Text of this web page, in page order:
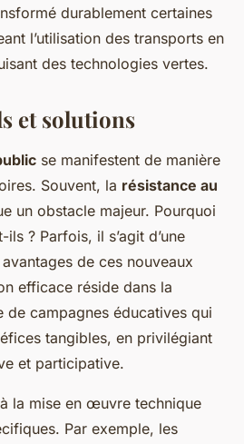
durablement certaines
l’utilisation des transports en
des technologies vertes.
et solutions
se manifestent de manière
Souvent, la résistance au
un obstacle majeur. Pourquoi
? Parfois, il s’agit d’une
de ces nouveaux
efficace réside dans la
de campagnes éducatives qui
tangibles, en privilégiant
et participative.
la mise en œuvre technique
Par exemple, les